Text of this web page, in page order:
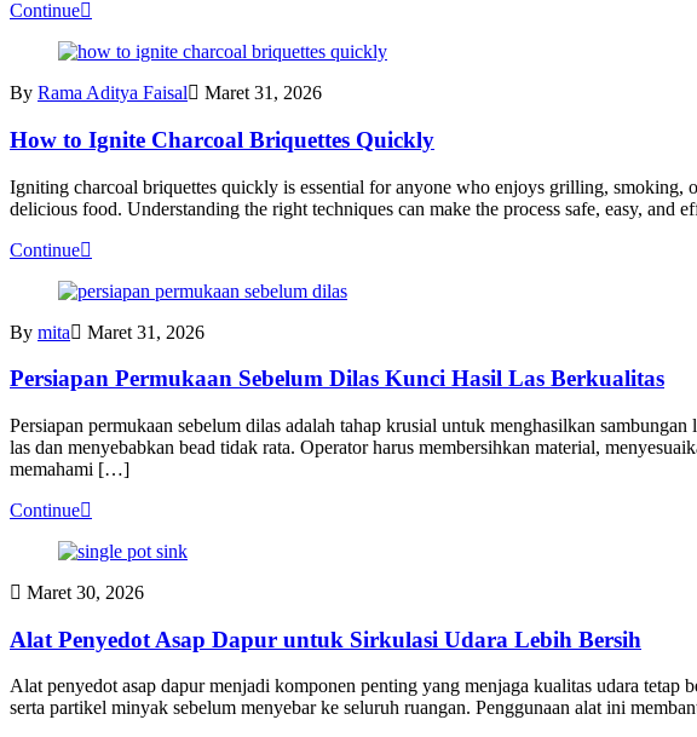
Continue
By Rama Aditya Faisal Maret 31, 2026
How to Ignite Charcoal Briquettes Quickly
Igniting charcoal briquettes quickly is essential for anyone who enjoys grilling,
delicious food. Understanding the right techniques can make the process safe, easy,
Continue
By mita Maret 31, 2026
Persiapan Permukaan Sebelum Dilas Kunci Hasil Las Berkualitas
Persiapan permukaan sebelum dilas adalah tahap krusial untuk menghasilkan
las dan menyebabkan bead tidak rata. Operator harus membersihkan material,
memahami […]
Continue
Maret 30, 2026
Alat Penyedot Asap Dapur untuk Sirkulasi Udara Lebih Bersih
Alat penyedot asap dapur menjadi komponen penting yang menjaga kualitas udara tetap
serta partikel minyak sebelum menyebar ke seluruh ruangan. Penggunaan alat ini